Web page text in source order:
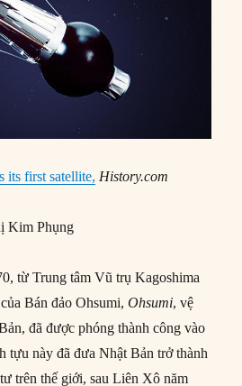
its first satellite, History.com
Kim Phụng
từ Trung tâm Vũ trụ Kagoshima
Bán đảo Ohsumi,Ohsumi, vệ
đã được phóng thành công vào
tựu này đã đưa Nhật Bản trở thành
trên thế giới, sau Liên Xô năm